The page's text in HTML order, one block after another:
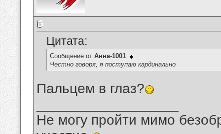
Цитата:
Сообщение от Анна-1001
Честно говоря, я поступаю кардинально
Пальцем в глаз?
Не могу пройти мимо